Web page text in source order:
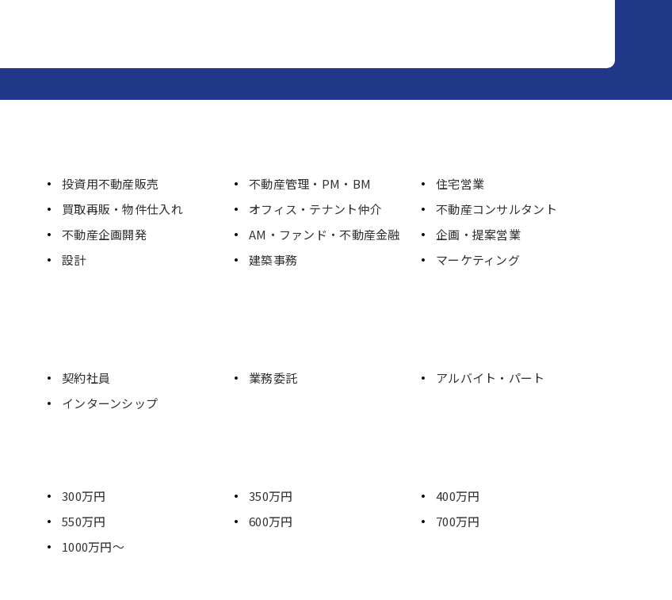
投資用不動産販売 不動産管理・PM・BM
住宅営業
買取再販・物件仕入れ オフィス・テナント仲介
不動産コンサルタント
不動産企画開発 AM・ファンド・不動産金融
企画・提案営業
設計 建築事務
マーケティング
契約社員 業務委託
アルバイト・パート
インターンシップ
300万円 350万円
400万円
550万円 600万円
700万円
1000万円～